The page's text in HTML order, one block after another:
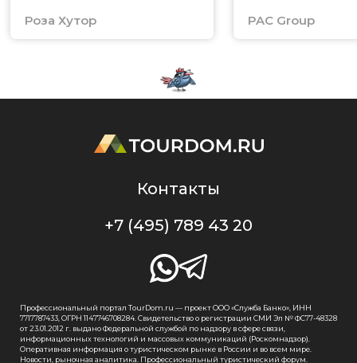
Роза Хутор PAC Group
Контакты
+7 (495) 789 43 20
Профессиональный портал TourDom.ru — проект ООО «Служба Банко», ИНН
7717787433, ОГРН 1147746708284. Свидетельство о регистрации СМИ Эл № ФС77-48328
от 23.01.2012 г. выдано Федеральной службой по надзору в сфере связи,
информационных технологий и массовых коммуникаций (Роскомнадзор).
Оперативная информация о туристическом рынке в России и во всем мире.
Новости, рыночная аналитика. Профессиональный туристический форум.